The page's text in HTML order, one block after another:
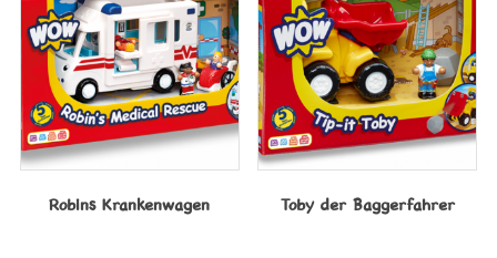
Robins Krankenwagen Toby der Baggerfahrer